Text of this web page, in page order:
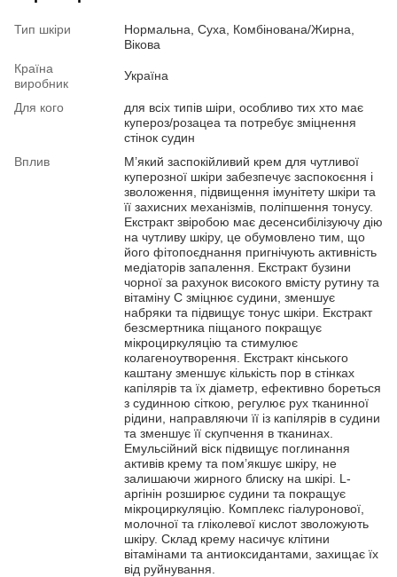
Тип шкіри
Нормальна, Суха, Комбінована/Жирна,
Вікова
Країна
виробник
Україна
Для кого
для всіх типів шіри, особливо тих хто має
купероз/розацеа та потребує зміцнення
стінок судин
Вплив
М’який заспокійливий крем для чутливої
куперозної шкіри забезпечує заспокоєння і
зволоження, підвищення імунітету шкіри та
її захисних механізмів, поліпшення тонусу.
Екстракт звіробою має десенсибілізуючу дію
на чутливу шкіру, це обумовлено тим, що
його фітопоєднання пригнічують активність
медіаторів запалення. Екстракт бузини
чорної за рахунок високого вмісту рутину та
вітаміну С зміцнює судини, зменшує
набряки та підвищує тонус шкіри. Екстракт
безсмертника піщаного покращує
мікроциркуляцію та стимулює
колагеноутворення. Екстракт кінського
каштану зменшує кількість пор в стінках
капілярів та їх діаметр, ефективно бореться
з судинною сіткою, регулює рух тканинної
рідини, направляючи її із капілярів в судини
та зменшує її скупчення в тканинах.
Емульсійний віск підвищує поглинання
активів крему та пом’якшує шкіру, не
залишаючи жирного блиску на шкірі. L-
аргінін розширює судини та покращує
мікроциркуляцію. Комплекс гіалуронової,
молочної та гліколевої кислот зволожують
шкіру. Склад крему насичує клітини
вітамінами та антиоксидантами, захищає їх
від руйнування.